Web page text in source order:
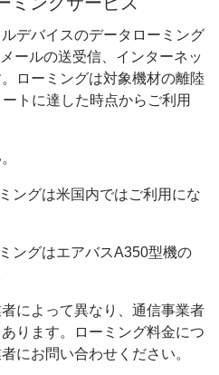
デバイスのデータローミング
ールの送受信、インターネッ
ローミングは対象機材の離陸
トに達した時点からご利用
ングは米国内ではご利用にな
ングはエアバスA350型機の
によって異なり、通信事業者
ります。ローミング料金につ
にお問い合わせください。